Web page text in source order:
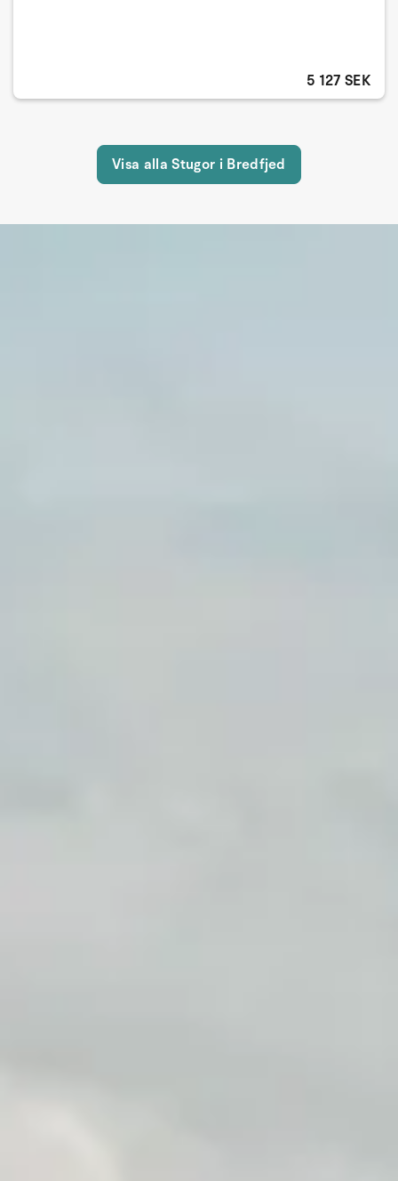
5 127 SEK
Visa alla Stugor i Bredfjed